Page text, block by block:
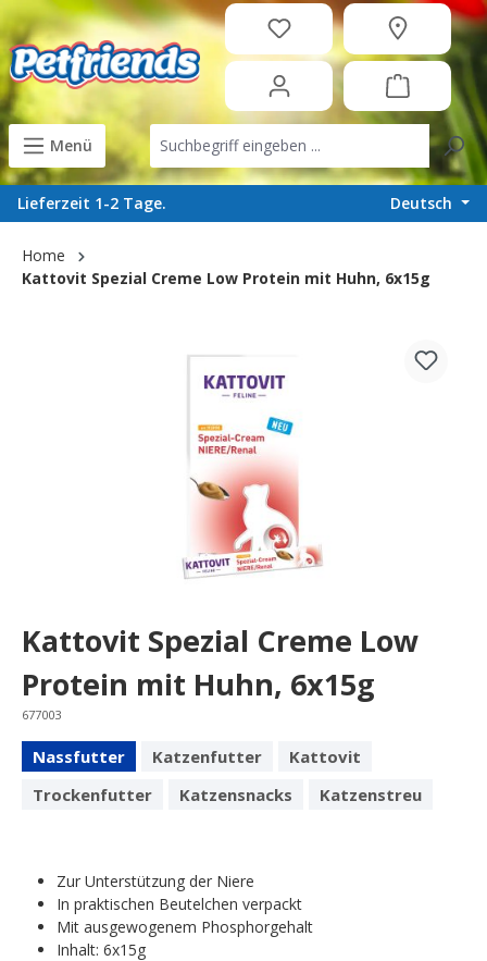
content
Menü
Lieferzeit 1-2 Tage. Deutsch
Home
Kattovit Spezial Creme Low Protein mit Huhn, 6x15g
Kattovit Spezial Creme Low
Protein mit Huhn, 6x15g
677003
Nassfutter Katzenfutter
Kattovit
Trockenfutter
Katzensnacks Katzenstreu
Zur Unterstützung der Niere
In praktischen Beutelchen verpackt
Mit ausgewogenem Phosphorgehalt
Inhalt: 6x15g